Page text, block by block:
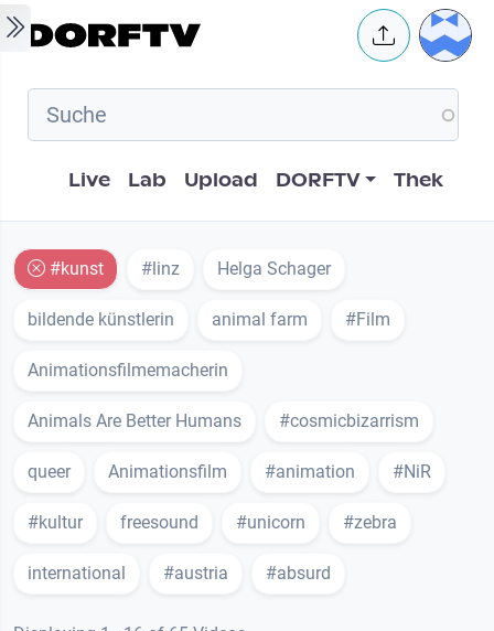
Skip to main content User
Hauptnavigation
Live Lab Upload DORFTV Thek
#kunst #linz Helga Schager
bildende künstlerin animal farm #Film
Animationsfilmemacherin
Animals Are Better Humans #cosmicbizarrism
queer Animationsfilm #animation #NiR
#kultur freesound #unicorn #zebra
international #austria #absurd